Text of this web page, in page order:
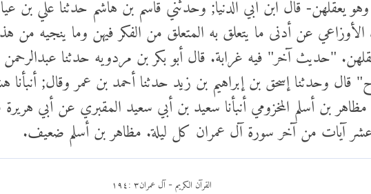
عن أدنى ما يتعلق به المتعلق من الفكر فيهن وما ينجيه من
"حديث آخر" فيه غرابة. قال أبو بكر بن مردويه حدثنا عبدالرحمن
قال وحدثنا إسحق بن إبراهيم بن زيد حدثنا أحمد بن عمر وقال; أنبأنا
بن أسلم المخزومي أنبأنا سعيد بن أبي سعيد المقبري عن أبي
عشر آيات من آخر سورة آل عمران كل ليلة. مظاهر بن أسلم ضعيف.
القرآن الكريم - آل عمران٣:١٩٤